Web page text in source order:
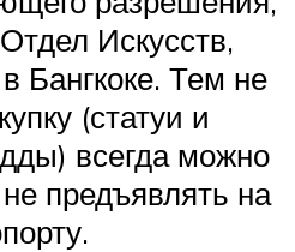
Искусств,
Бангкоке. Тем не
(статуи и
всегда можно
предъявлять на